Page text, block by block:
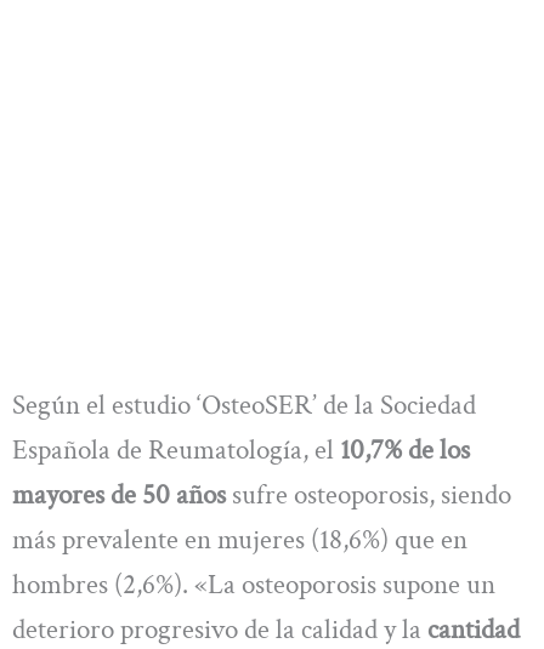
Según el estudio ‘OsteoSER’ de la Sociedad
Española de Reumatología, el 10,7% de los
mayores de 50 añossufre osteoporosis, siendo
más prevalente en mujeres (18,6%) que en
hombres (2,6%). «La osteoporosis supone un
deterioro progresivo de la calidad y la cantidad